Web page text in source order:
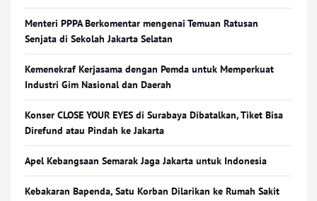
Menteri PPPA Berkomentar mengenai Temuan Ratusan
Senjata di Sekolah Jakarta Selatan
Kemenekraf Kerjasama dengan Pemda untuk Memperkuat
Industri Gim Nasional dan Daerah
Konser CLOSE YOUR EYES di Surabaya Dibatalkan, Tiket Bisa
Direfund atau Pindah ke Jakarta
Apel Kebangsaan Semarak Jaga Jakarta untuk Indonesia
Kebakaran Bapenda, Satu Korban Dilarikan ke Rumah Sakit